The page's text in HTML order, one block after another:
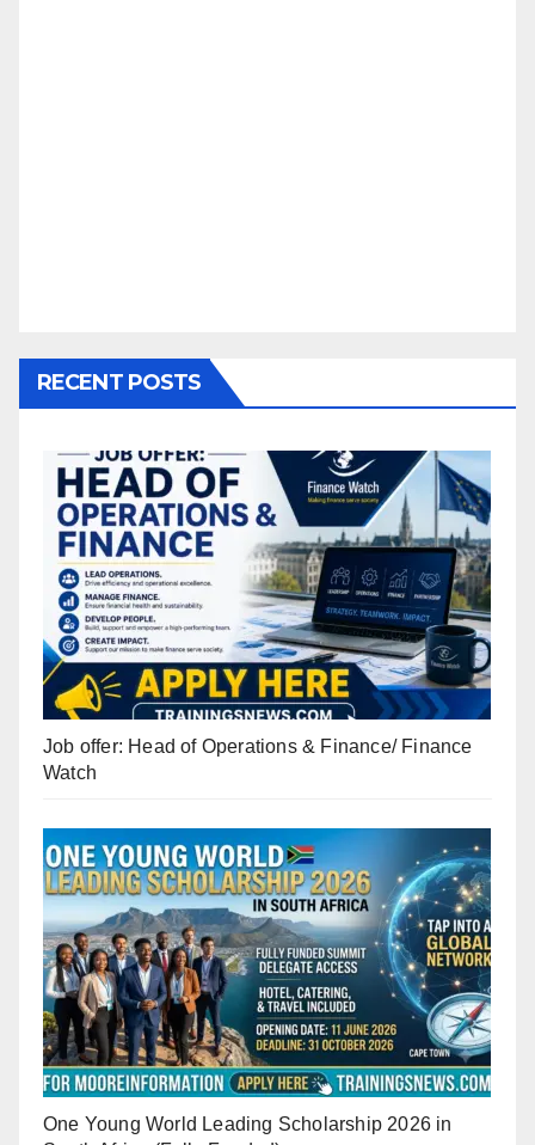
RECENT POSTS
Job offer: Head of Operations & Finance/ Finance
Watch
One Young World Leading Scholarship 2026 in